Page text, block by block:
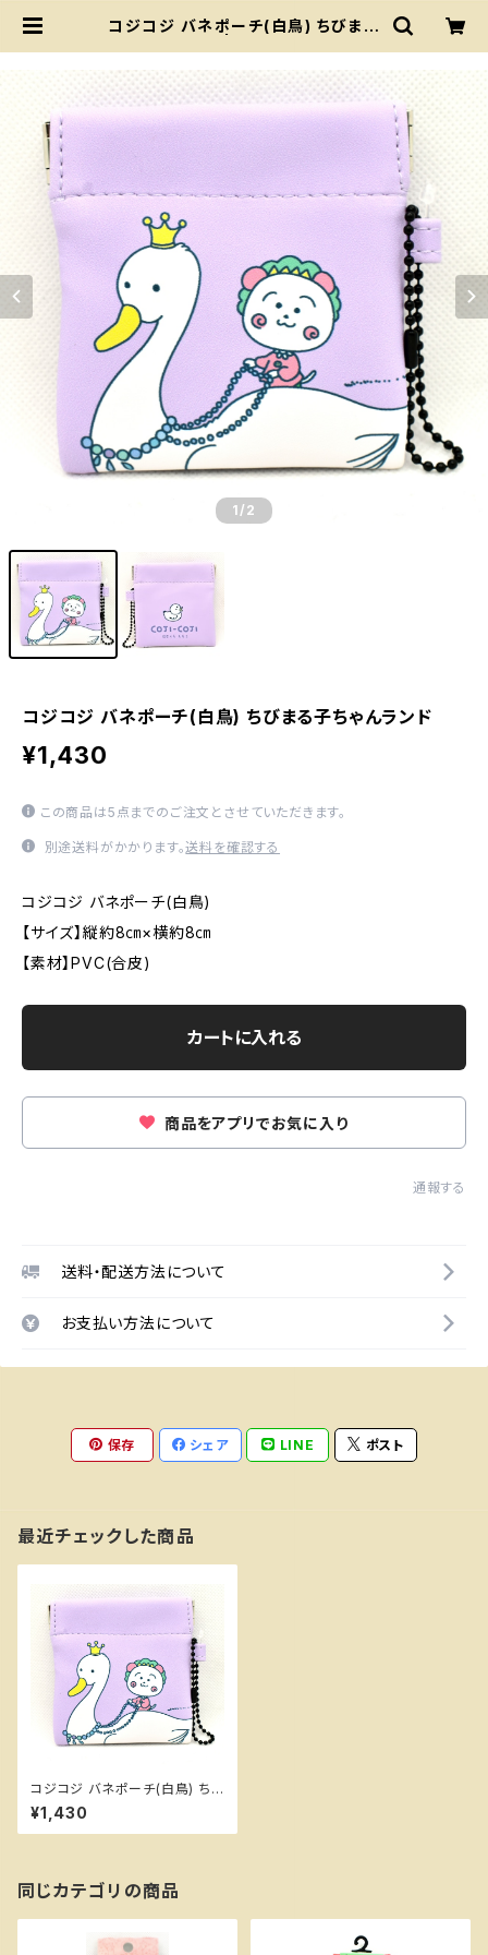
コジコジ バネポーチ(白鳥) ちびまる
1 /2
コジコジ バネポーチ(白鳥) ちびまる子ちゃんランド
¥1,430
この商品は5点までのご注文とさせていただきます。
別途送料がかかります。送料を確認する
コジコジ バネポーチ(白鳥)
【サイズ】縦約8㎝×横約8㎝
【素材】PVC(合皮)
カートに入れる
商品をアプリでお気に入り
通報する
送料・配送方法について
お支払い方法について
保存 シェア LINE ポスト
最近チェックした商品
コジコジ バネポーチ(白鳥) ち
びまる子ちゃんランド
¥1,430
同じカテゴリの商品